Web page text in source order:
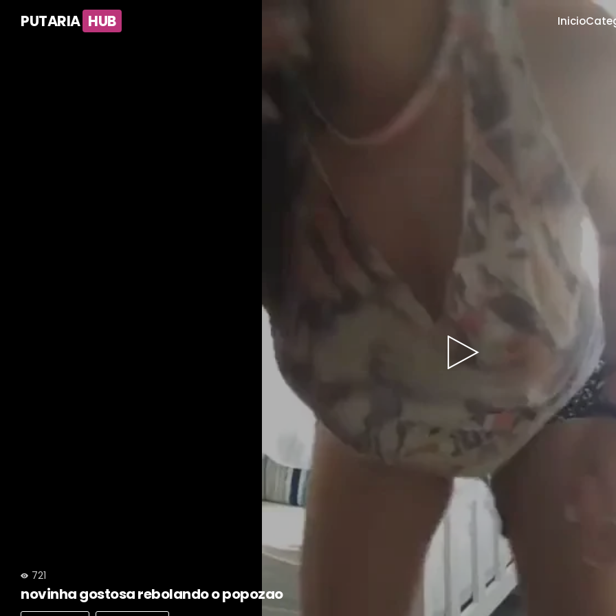
PUTARIA HUB Inicio
Play
Video
721
novinha gostosa rebolando o popozao